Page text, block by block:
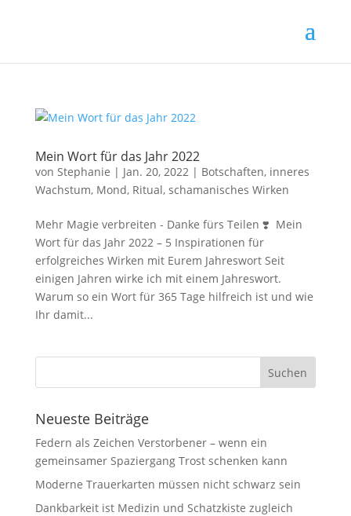
Mein Wort für das Jahr 2022
von Stephanie | Jan. 20, 2022| Botschaften, inneres
Wachstum, Mond, Ritual, schamanisches Wirken
Mehr Magie verbreiten - Danke fürs Teilen ❣️ Mein
Wort für das Jahr 2022 – 5 Inspirationen für
erfolgreiches Wirken mit Eurem Jahreswort Seit
einigen Jahren wirke ich mit einem Jahreswort.
Warum so ein Wort für 365 Tage hilfreich ist und wie
Ihr damit...
Neueste Beiträge
Federn als Zeichen Verstorbener – wenn ein
gemeinsamer Spaziergang Trost schenken kann
Moderne Trauerkarten müssen nicht schwarz sein
Dankbarkeit ist Medizin und Schatzkiste zugleich